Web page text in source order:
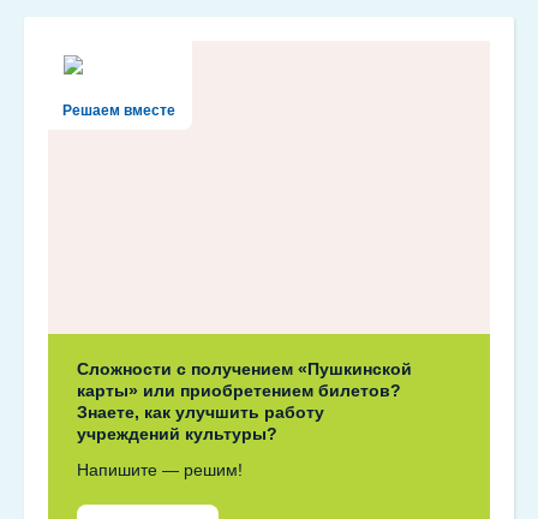
Решаем вместе
Сложности с получением «Пушкинской
карты» или приобретением билетов?
Знаете, как улучшить работу
учреждений культуры?
Напишите — решим!